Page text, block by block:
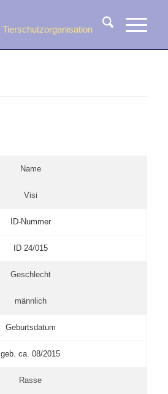
Name
Visi
ID-Nummer
ID 24/015
Geschlecht
männlich
Geburtsdatum
geb. ca. 08/2015
Rasse